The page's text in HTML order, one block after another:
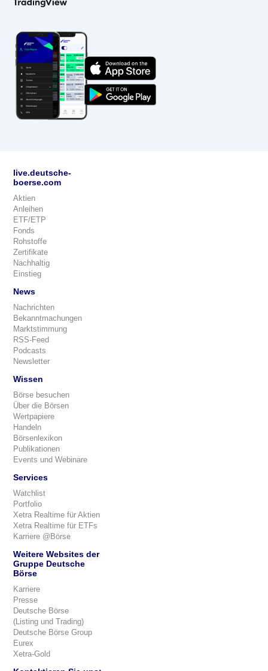
live.deutsche-
boerse.com
Aktien
Anleihen
ETF/ETP
Fonds
Rohstoffe
Zertifikate
Nachhaltig
Einstieg
News
Nachrichten
Bekanntmachungen
Marktstimmung
RSS-Feed
Podcasts
Newsletter
Wissen
Börse besuchen
Über die Börsen
Wertpapiere
Handeln
Börsenlexikon
Publikationen
Events und Webinare
Services
Watchlist
Portfolio
Xetra Realtime für Aktien
Xetra Realtime für ETFs
Karriere @Börse
Weitere Websites der
Gruppe Deutsche
Börse
Karriere
Presse
Deutsche Börse
(Listing und Trading)
Deutsche Börse Group
Eurex
Xetra-Gold